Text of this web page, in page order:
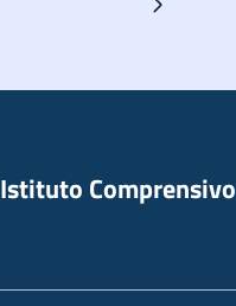
Istituto